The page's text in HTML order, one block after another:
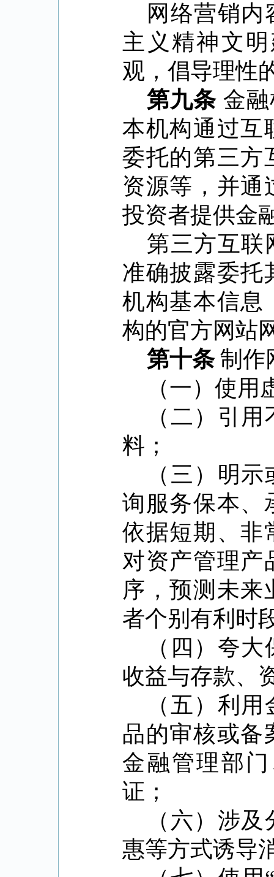
网络营销
主义精神文
观，倡导理性
第九条 金
本机构通过互
委托的第三方
资源等，并通
投资者提供金
第三方互联
准确披露委托
机构基本信息
构的官方网站
第十条 制作
（一）使
（二）引
料；
（三）明
询服务保本、
依据短期、非
对资产管理产
序，预测未来
者个别有利时
（四）夸
收益与存款、
（五）利
品的审核或备
金融管理部
证；
（六）涉
惠等方式诱导